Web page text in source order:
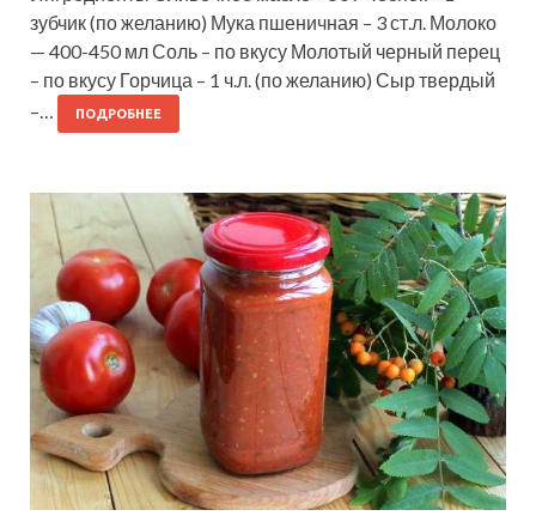
зубчик (по желанию) Мука пшеничная – 3 ст.л. Молоко
— 400-450 мл Соль – по вкусу Молотый черный перец
– по вкусу Горчица – 1 ч.л. (по желанию) Сыр твердый
–…
ПОДРОБНЕЕ